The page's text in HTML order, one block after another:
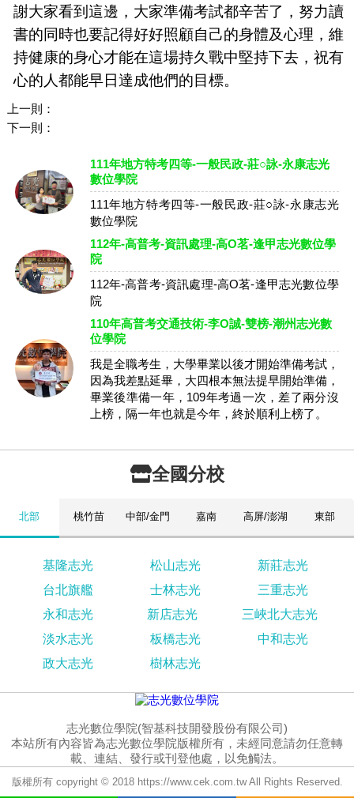
謝大家看到這邊，大家準備考試都辛苦了，努力讀
書的同時也要記得好好照顧自己的身體及心理，維
持健康的身心才能在這場持久戰中堅持下去，祝有
心的人都能早日達成他們的目標。
上一則：
下一則：
111年地方特考四等-一般民政-莊○詠-永康志光
數位學院
111年地方特考四等-一般民政-莊○詠-永康志光
數位學院
112年-高普考-資訊處理-高O茗-逢甲志光數位學
院
112年-高普考-資訊處理-高O茗-逢甲志光數位學
院
110年高普考交通技術-李O誠-雙榜-潮州志光數
位學院
我是全職考生，大學畢業以後才開始準備考試，
因為我差點延畢，大四根本無法提早開始準備，
畢業後準備一年，109年考過一次，差了兩分沒
上榜，隔一年也就是今年，終於順利上榜了。
全國分校
北部 桃竹苗 中部/金門 嘉南 高屏/澎湖 東部
基隆志光 松山志光
新莊志光
台北旗艦
士林志光
三重志光
永和志光
新店志光
三峽北大志光
淡水志光
板橋志光
中和志光
政大志光
樹林志光
志光數位學院(智基科技開發股份有限公司)
本站所有內容皆為志光數位學院版權所有，未經同意請勿任意轉
載、連結、發行或刊登他處，以免觸法。
版權所有 copyright © 2018 https://www.cek.com.tw All Rights Reserved.